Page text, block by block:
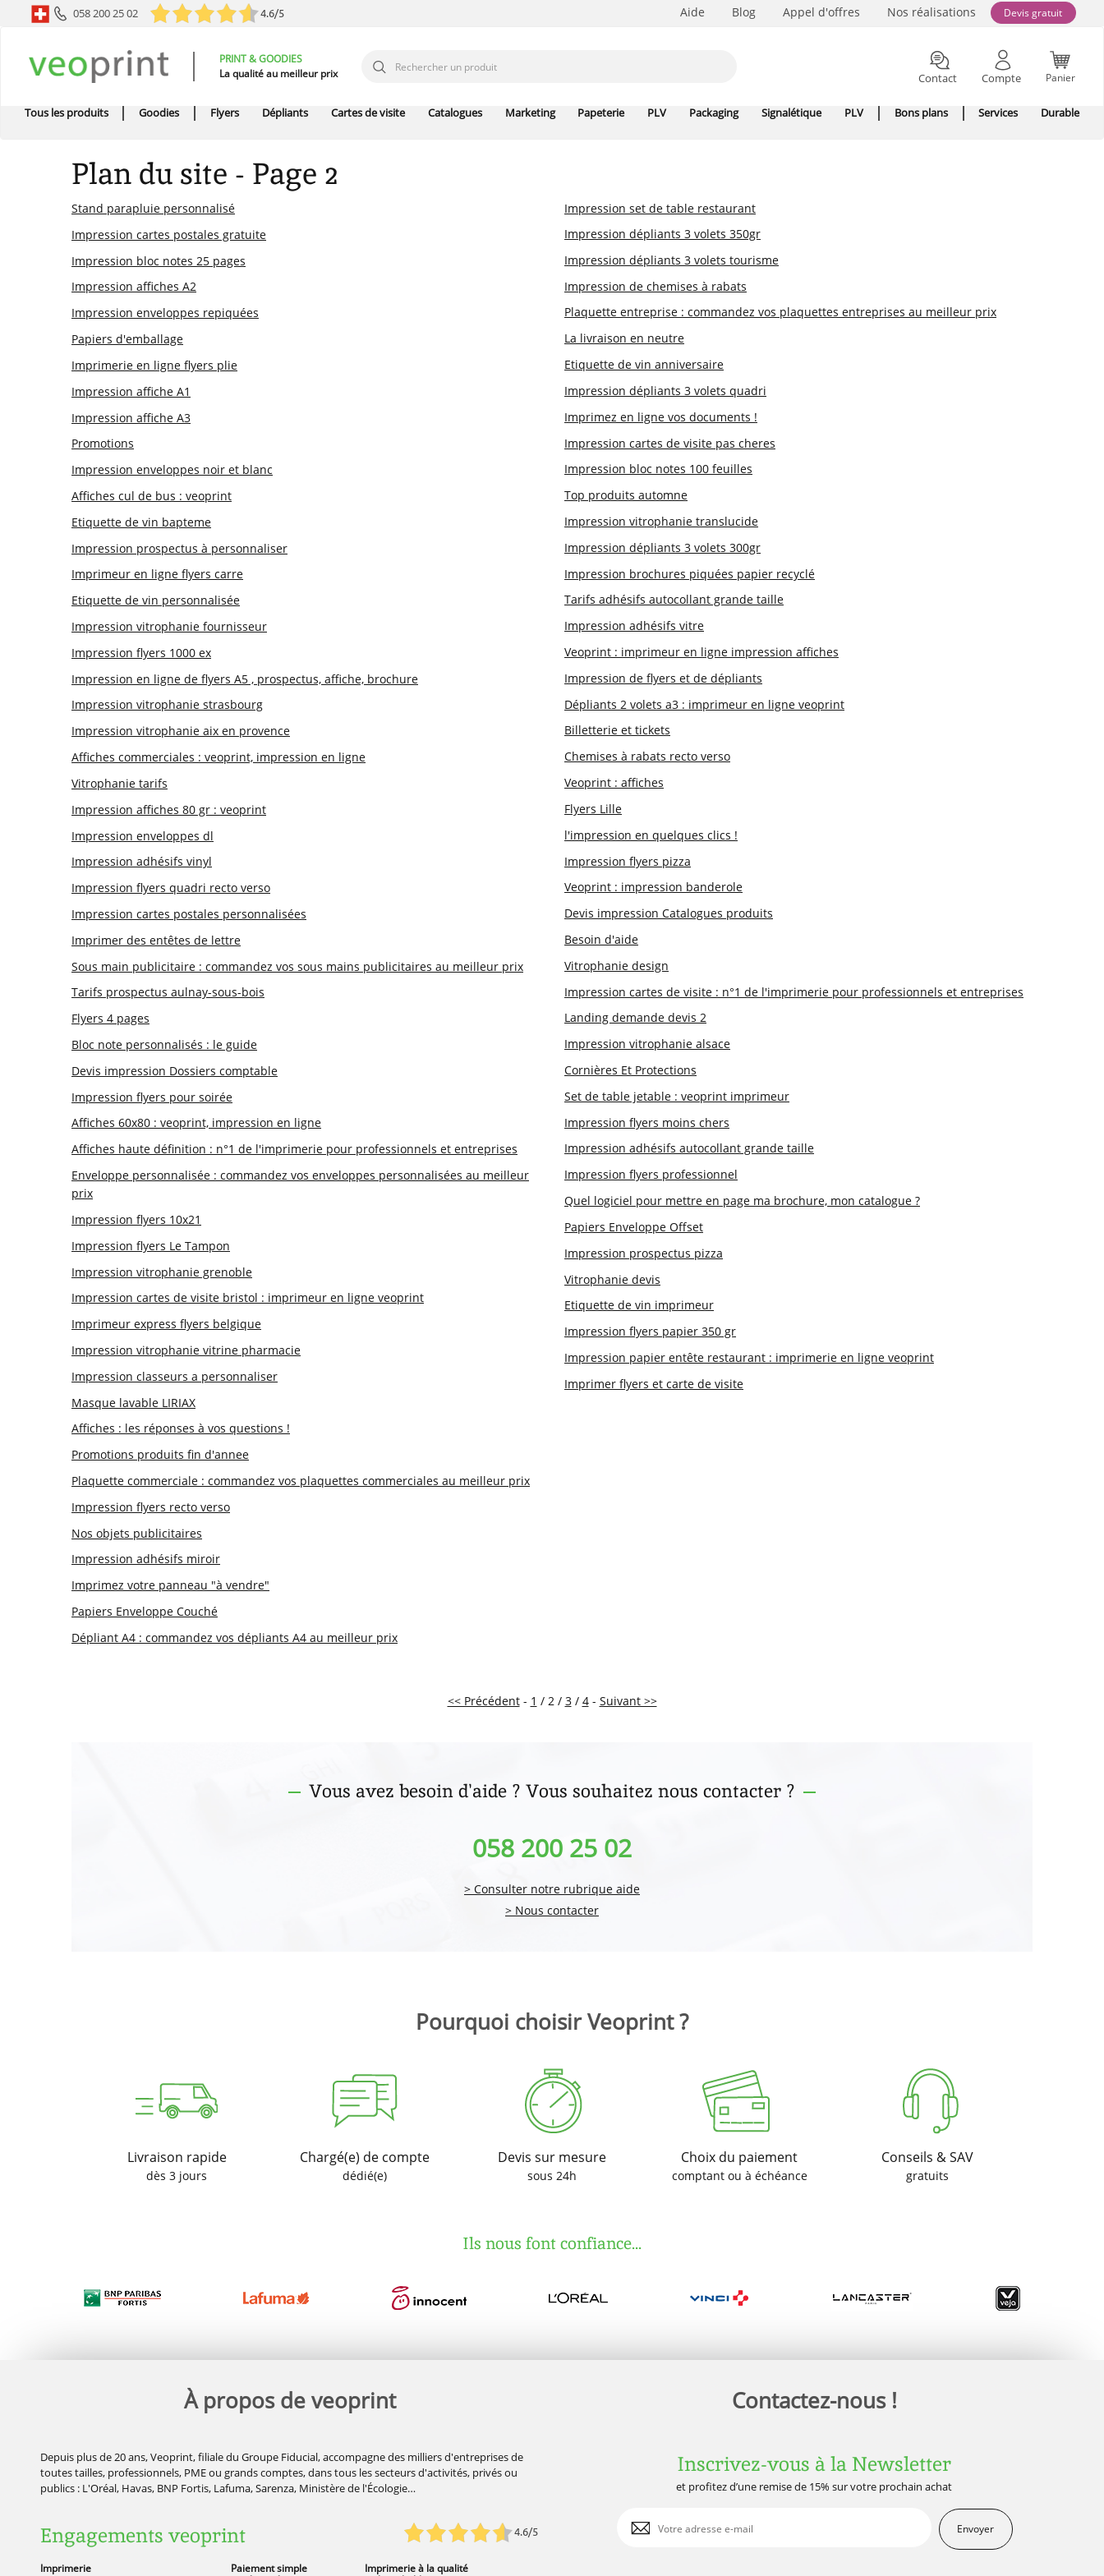
058 200 25 02 4.6/5 Aide Blog Appel d'offres Nos réalisations Devis gratuit
PRINT & GOODIES
La qualité au meilleur prix
Contact Compte Panier
Tous les produits Goodies Flyers Dépliants Cartes de visite Catalogues Marketing Papeterie PLV Packaging Signalétique PLV Bons plans Services Durable
Plan du site - Page 2
Stand parapluie personnalisé
Impression cartes postales gratuite
Impression bloc notes 25 pages
Impression affiches A2
Impression enveloppes repiquées
Papiers d'emballage
Imprimerie en ligne flyers plie
Impression affiche A1
Impression affiche A3
Promotions
Impression enveloppes noir et blanc
Affiches cul de bus : veoprint
Etiquette de vin bapteme
Impression prospectus à personnaliser
Imprimeur en ligne flyers carre
Etiquette de vin personnalisée
Impression vitrophanie fournisseur
Impression flyers 1000 ex
Impression en ligne de flyers A5 , prospectus, affiche, brochure
Impression vitrophanie strasbourg
Impression vitrophanie aix en provence
Affiches commerciales : veoprint, impression en ligne
Vitrophanie tarifs
Impression affiches 80 gr : veoprint
Impression enveloppes dl
Impression adhésifs vinyl
Impression flyers quadri recto verso
Impression cartes postales personnalisées
Imprimer des entêtes de lettre
Sous main publicitaire : commandez vos sous mains publicitaires au meilleur prix
Tarifs prospectus aulnay-sous-bois
Flyers 4 pages
Bloc note personnalisés : le guide
Devis impression Dossiers comptable
Impression flyers pour soirée
Affiches 60x80 : veoprint, impression en ligne
Affiches haute définition : n°1 de l'imprimerie pour professionnels et entreprises
Enveloppe personnalisée : commandez vos enveloppes personnalisées au meilleur
prix
Impression flyers 10x21
Impression flyers Le Tampon
Impression vitrophanie grenoble
Impression cartes de visite bristol : imprimeur en ligne veoprint
Imprimeur express flyers belgique
Impression vitrophanie vitrine pharmacie
Impression classeurs a personnaliser
Masque lavable LIRIAX
Affiches : les réponses à vos questions !
Promotions produits fin d'annee
Plaquette commerciale : commandez vos plaquettes commerciales au meilleur prix
Impression flyers recto verso
Nos objets publicitaires
Impression adhésifs miroir
Imprimez votre panneau "à vendre"
Papiers Enveloppe Couché
Dépliant A4 : commandez vos dépliants A4 au meilleur prix
Impression set de table restaurant
Impression dépliants 3 volets 350gr
Impression dépliants 3 volets tourisme
Impression de chemises à rabats
Plaquette entreprise : commandez vos plaquettes entreprises au meilleur prix
La livraison en neutre
Etiquette de vin anniversaire
Impression dépliants 3 volets quadri
Imprimez en ligne vos documents !
Impression cartes de visite pas cheres
Impression bloc notes 100 feuilles
Top produits automne
Impression vitrophanie translucide
Impression dépliants 3 volets 300gr
Impression brochures piquées papier recyclé
Tarifs adhésifs autocollant grande taille
Impression adhésifs vitre
Veoprint : imprimeur en ligne impression affiches
Impression de flyers et de dépliants
Dépliants 2 volets a3 : imprimeur en ligne veoprint
Billetterie et tickets
Chemises à rabats recto verso
Veoprint : affiches
Flyers Lille
l'impression en quelques clics !
Impression flyers pizza
Veoprint : impression banderole
Devis impression Catalogues produits
Besoin d'aide
Vitrophanie design
Impression cartes de visite : n°1 de l'imprimerie pour professionnels et entreprises
Landing demande devis 2
Impression vitrophanie alsace
Cornières Et Protections
Set de table jetable : veoprint imprimeur
Impression flyers moins chers
Impression adhésifs autocollant grande taille
Impression flyers professionnel
Quel logiciel pour mettre en page ma brochure, mon catalogue ?
Papiers Enveloppe Offset
Impression prospectus pizza
Vitrophanie devis
Etiquette de vin imprimeur
Impression flyers papier 350 gr
Impression papier entête restaurant : imprimerie en ligne veoprint
Imprimer flyers et carte de visite
<< Précédent- 1 / 2 / 3/ 4- Suivant >>
Vous avez besoin d'aide ? Vous souhaitez nous contacter ?
058 200 25 02
> Consulter notre rubrique aide
> Nous contacter
Pourquoi choisir Veoprint ?
Livraison rapide
dès 3 jours
Chargé(e) de compte
dédié(e)
Devis sur mesure
sous 24h
Choix du paiement
comptant ou à échéance
Conseils & SAV
gratuits
Ils nous font confiance...
À propos de veoprint
Depuis plus de 20 ans, Veoprint, filiale du Groupe Fiducial, accompagne des milliers d'entreprises de
toutes tailles, professionnels, PME ou grands comptes, dans tous les secteurs d'activités, privés ou
publics : L'Oréal, Havas, BNP Fortis, Lafuma, Sarenza, Ministère de l'Écologie…
Engagements veoprint 4.6/5
Imprimerie
Paiement simple
Imprimerie à la qualité
Contactez-nous !
Inscrivez-vous à la Newsletter
et profitez d’une remise de 15% sur votre prochain achat
Envoyer